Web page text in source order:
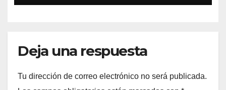
Deja una respuesta
Tu dirección de correo electrónico no será publicada.